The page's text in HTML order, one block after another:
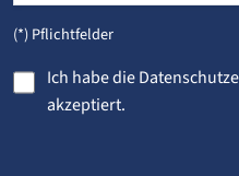
(*) Pflichtfelder
Ich habe die
akzeptiert.